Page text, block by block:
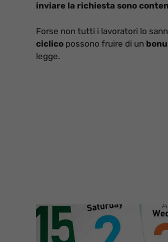
inviare la richiesta sono
Forse non tutti i lavoratori lo
ciclico possono fruire di un
legge.